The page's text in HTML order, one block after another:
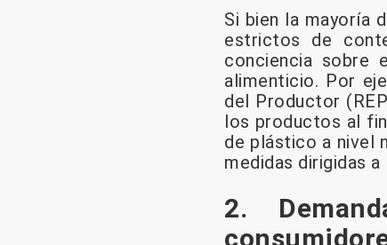
Si bien la mayoría
estrictos de
conciencia sobre
alimenticio. Por
del Productor
los productos al
de plástico a nivel
medidas dirigidas
2.